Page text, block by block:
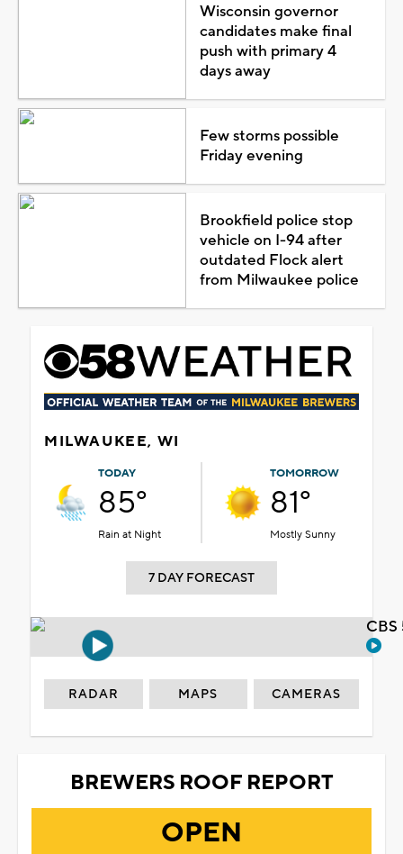
Wisconsin governor
candidates make final
push with primary 4
days away
Few storms possible
Friday evening
Brookfield police stop
vehicle on I-94 after
outdated Flock alert
from Milwaukee police
MILWAUKEE, WI
TODAY
85°
Rain at Night
TOMORROW
81°
Mostly Sunny
7 DAY FORECAST
RADAR MAPS CAMERAS
BREWERS ROOF REPORT
OPEN